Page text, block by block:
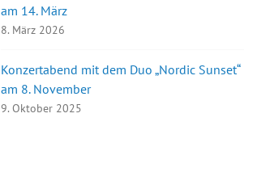
am 14. März
8. März 2026
Konzertabend mit dem Duo „Nordic Sunset“
am 8. November
9. Oktober 2025